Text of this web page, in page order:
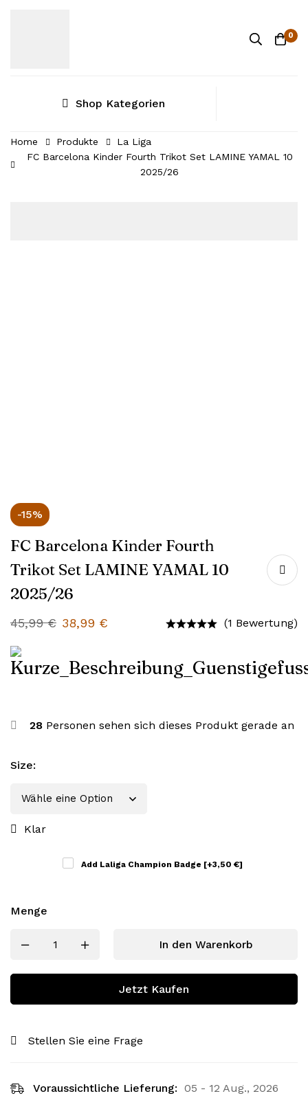
0
Shop Kategorien
Home Produkte
La Liga
FC Barcelona Kinder Fourth Trikot Set LAMINE YAMAL 10
2025/26
-15%
FC Barcelona Kinder Fourth
Trikot Set LAMINE YAMAL 10
2025/26
45,99€ 38,99 € (1 Bewertung)
28 Personen sehen sich dieses Produkt gerade an
Size:
Klar
Add Laliga Champion Badge [+3,50 €]
Menge
In den Warenkorb
Jetzt Kaufen
Stellen Sie eine Frage
Voraussichtliche Lieferung: 05 - 12 Aug., 2026